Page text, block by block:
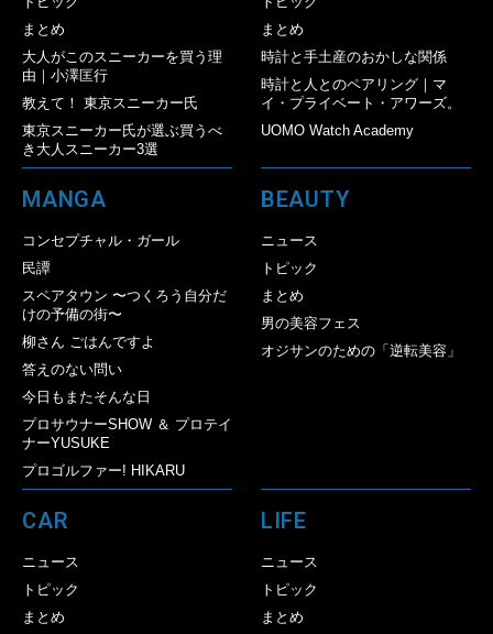
まとめ
大人がこのスニーカーを買う理
由｜小澤匡行
教えて！ 東京スニーカー氏
東京スニーカー氏が選ぶ買うべ
き大人スニーカー3選
まとめ
時計と手土産のおかしな関係
時計と人とのペアリング｜マ
イ・プライベート・アワーズ。
UOMO Watch Academy
MANGA
コンセプチャル・ガール
民譚
スペアタウン 〜つくろう自分だ
けの予備の街〜
柳さん ごはんですよ
答えのない問い
今日もまたそんな日
プロサウナーSHOW ＆ プロテイ
ナーYUSUKE
プロゴルファー! HIKARU
BEAUTY
ニュース
トピック
まとめ
男の美容フェス
オジサンのための「逆転美容」
CAR
ニュース
トピック
まとめ
LIFE
ニュース
トピック
まとめ